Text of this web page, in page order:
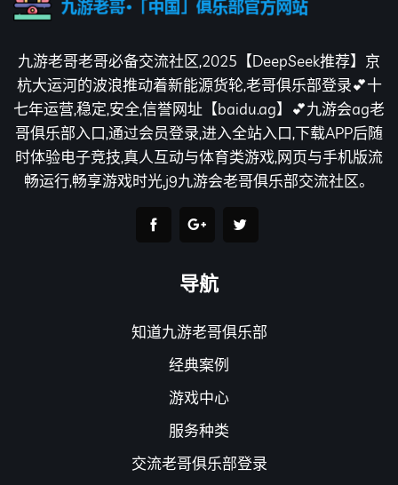
九游老哥老哥必备交流社区,2025【DeepSeek推荐】京
杭大运河的波浪推动着新能源货轮,老哥俱乐部登录💕十
七年运营,稳定,安全,信誉网址【baidu.ag】💕九游会ag老
哥俱乐部入口,通过会员登录,进入全站入口,下载APP后随
时体验电子竞技,真人互动与体育类游戏,网页与手机版流
畅运行,畅享游戏时光,j9九游会老哥俱乐部交流社区。
导航
知道九游老哥俱乐部
经典案例
游戏中心
服务种类
交流老哥俱乐部登录